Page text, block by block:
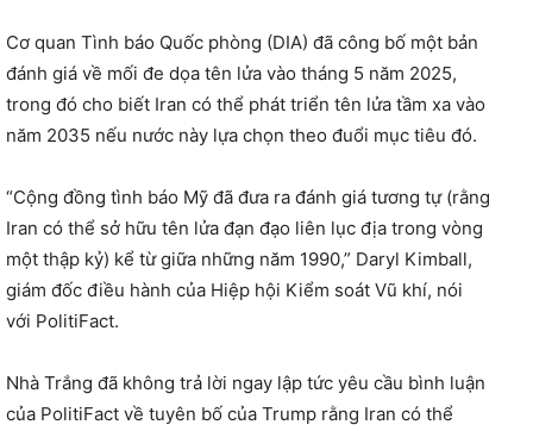
Cơ quan Tình báo Quốc phòng (DIA) đã công bố một bản
đánh giá về mối đe dọa tên lửa vào tháng 5 năm 2025,
trong đó cho biết Iran có thể phát triển tên lửa tầm xa vào
năm 2035 nếu nước này lựa chọn theo đuổi mục tiêu đó.
“Cộng đồng tình báo Mỹ đã đưa ra đánh giá tương tự (rằng
Iran có thể sở hữu tên lửa đạn đạo liên lục địa trong vòng
một thập kỷ) kể từ giữa những năm 1990,” Daryl Kimball,
giám đốc điều hành của Hiệp hội Kiểm soát Vũ khí, nói
với PolitiFact.
Nhà Trắng đã không trả lời ngay lập tức yêu cầu bình luận
của PolitiFact về tuyên bố của Trump rằng Iran có thể